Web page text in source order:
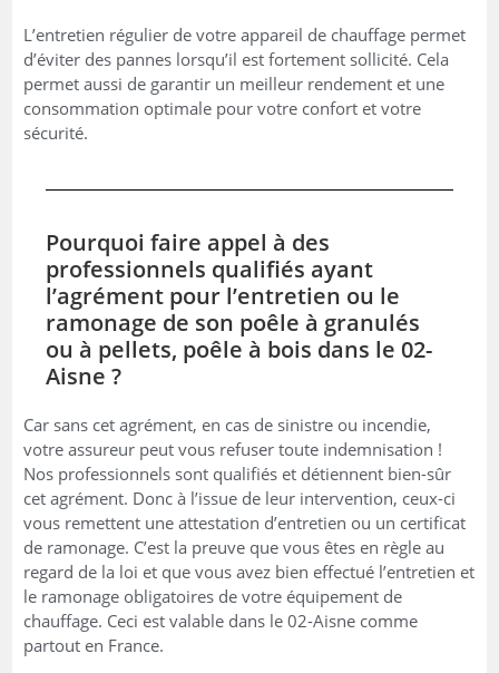
L’entretien régulier de votre appareil de chauffage permet
d’éviter des pannes lorsqu’il est fortement sollicité. Cela
permet aussi de garantir un meilleur rendement et une
consommation optimale pour votre confort et votre
sécurité.
Pourquoi faire appel à des
professionnels qualifiés ayant
l’agrément pour l’entretien ou le
ramonage de son poêle à granulés
ou à pellets, poêle à bois dans le 02-
Aisne ?
Car sans cet agrément, en cas de sinistre ou incendie,
votre assureur peut vous refuser toute indemnisation !
Nos professionnels sont qualifiés et détiennent bien-sûr
cet agrément. Donc à l’issue de leur intervention, ceux-ci
vous remettent une attestation d’entretien ou un certificat
de ramonage. C’est la preuve que vous êtes en règle au
regard de la loi et que vous avez bien effectué l’entretien et
le ramonage obligatoires de votre équipement de
chauffage. Ceci est valable dans le 02-Aisne comme
partout en France.